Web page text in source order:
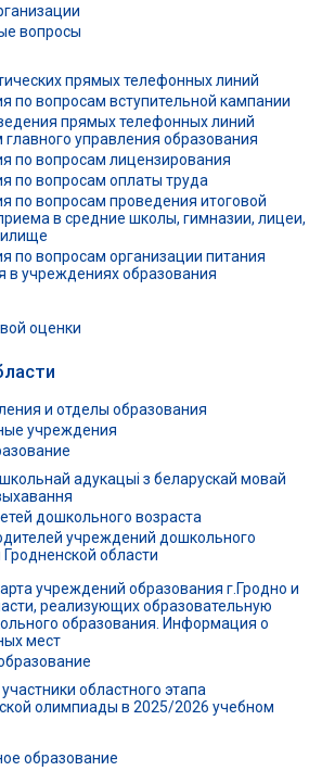
вопросы
прямых телефонных линий
по вопросам вступительной кампании
прямых телефонных линий
управления образования
по вопросам лицензирования
по вопросам оплаты труда
по вопросам проведения итоговой
в средние школы, гимназии, лицеи,
по вопросам организации питания
в учреждениях образования
оценки
и отделы образования
учреждения
адукацыі з беларускай мовай
дошкольного возраста
учреждений дошкольного
области
учреждений образования г.Гродно и
реализующих образовательную
образования. Информация о
мест
областного этапа
олимпиады в 2025/2026 учебном
образование